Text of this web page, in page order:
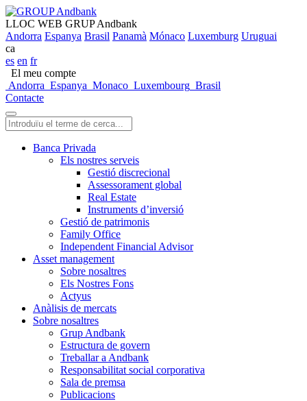
LLOC WEB GRUP Andbank
Andorra Espanya Brasil Panamà Mónaco Luxemburg Uruguai
ca
es en fr
El meu compte
Andorra Espanya Monaco Luxembourg Brasil
Contacte
Banca Privada
Els nostres serveis
Gestió discrecional
Assessorament global
Real Estate
Instruments d’inversió
Gestió de patrimonis
Family Office
Independent Financial Advisor
Asset management
Sobre nosaltres
Els Nostres Fons
Actyus
Anàlisis de mercats
Sobre nosaltres
Grup Andbank
Estructura de govern
Treballar a Andbank
Responsabilitat social corporativa
Sala de premsa
Publicacions